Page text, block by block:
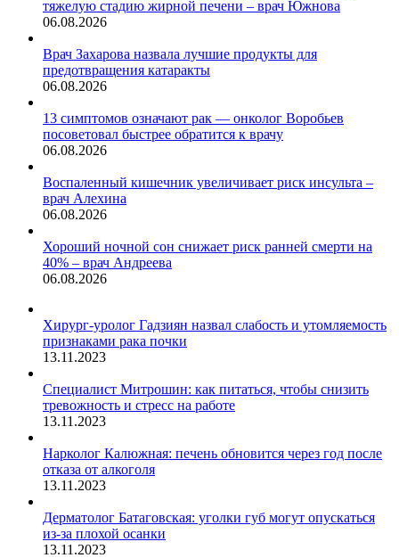
тяжелую стадию жирной печени – врач Южнова
06.08.2026
Врач Захарова назвала лучшие продукты для
предотвращения катаракты
06.08.2026
13 симптомов означают рак — онколог Воробьев
посоветовал быстрее обратится к врачу
06.08.2026
Воспаленный кишечник увеличивает риск инсульта –
врач Алехина
06.08.2026
Хороший ночной сон снижает риск ранней смерти на
40% – врач Андреева
06.08.2026
Хирург-уролог Гадзиян назвал слабость и утомляемость
признаками рака почки
13.11.2023
Специалист Митрошин: как питаться, чтобы снизить
тревожность и стресс на работе
13.11.2023
Нарколог Калюжная: печень обновится через год после
отказа от алкоголя
13.11.2023
Дерматолог Батаговская: уголки губ могут опускаться
из-за плохой осанки
13.11.2023